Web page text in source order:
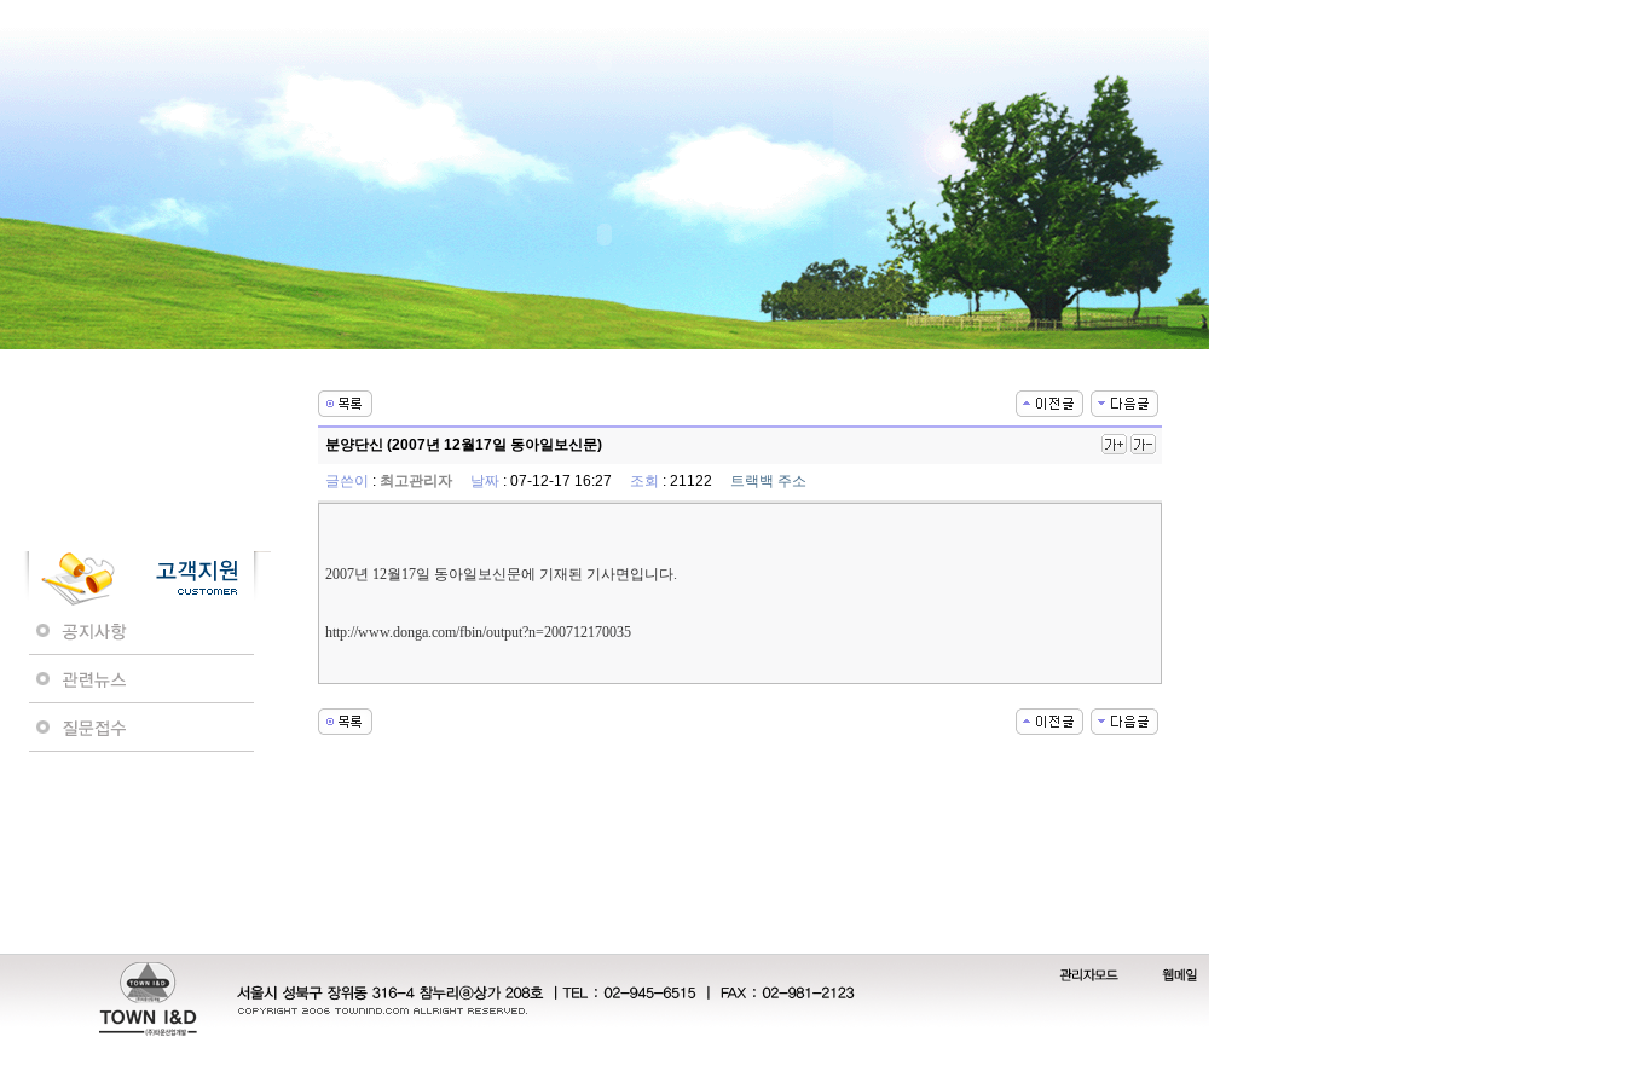
분양단신 (2007년 12월17일 동아일보신문)
글쓴이 : 최고관리자 날짜 : 07-12-17 16:27 조회 : 21122 트랙백 주소
2007년 12월17일 동아일보신문에 기재된 기사면입니다.
http://www.donga.com/fbin/output?n=200712170035